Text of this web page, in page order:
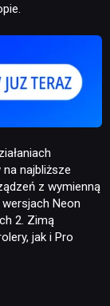
najbliższe
z wymienną
Neon
2. Zimą
jak i Pro